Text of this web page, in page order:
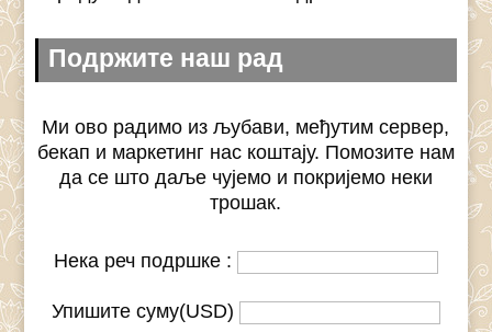
Подржите наш рад
Ми ово радимо из љубави, међутим сервер,
бекап и маркетинг нас коштају. Помозите нам
да се што даље чујемо и покријемо неки
трошак.
Нека реч подршке :
Упишите суму(USD)